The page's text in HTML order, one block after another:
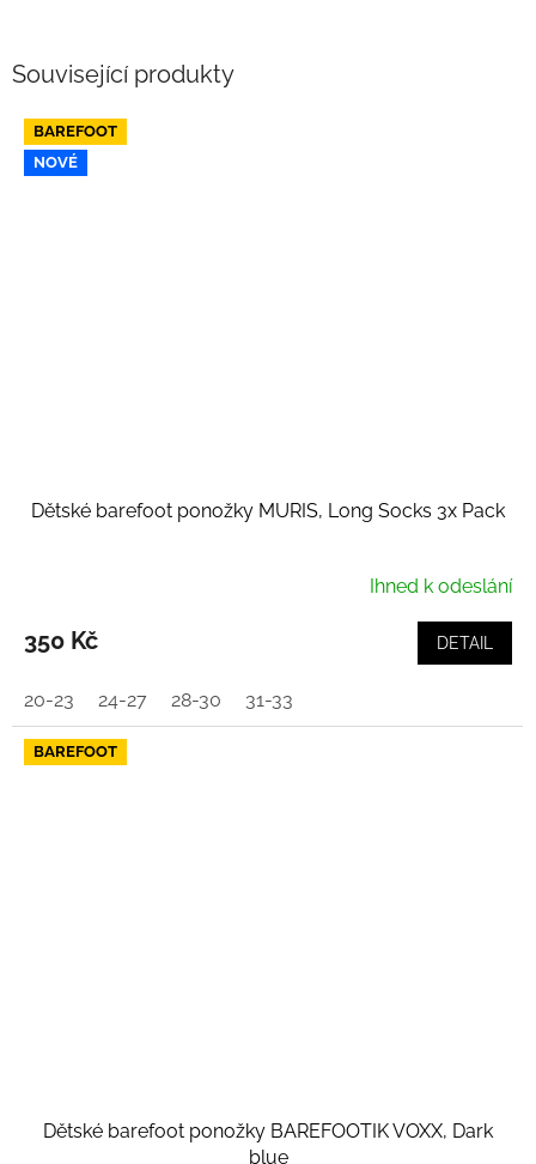
Související produkty
BAREFOOT
NOVÉ
Dětské barefoot ponožky MURIS, Long Socks 3x Pack
Ihned k odeslání
350 Kč DETAIL
20-23 24-27 28-30 31-33
BAREFOOT
Dětské barefoot ponožky BAREFOOTIK VOXX, Dark
blue